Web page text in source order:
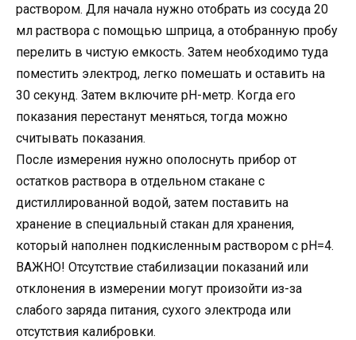
раствором. Для начала нужно отобрать из сосуда 20
мл раствора с помощью шприца, а отобранную пробу
перелить в чистую емкость. Затем необходимо туда
поместить электрод, легко помешать и оставить на
30 секунд. Затем включите pH-метр. Когда его
показания перестанут меняться, тогда можно
считывать показания.
После измерения нужно ополоснуть прибор от
остатков раствора в отдельном стакане с
дистиллированной водой, затем поставить на
хранение в специальный стакан для хранения,
который наполнен подкисленным раствором с pH=4.
ВАЖНО! Отсутствие стабилизации показаний или
отклонения в измерении могут произойти из-за
слабого заряда питания, сухого электрода или
отсутствия калибровки.